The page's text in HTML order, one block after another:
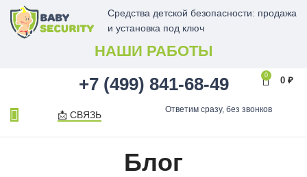
Средства детской безопасности: продажа
и установка под ключ
НАШИ РАБОТЫ
+7 (499) 841-68-49 0
0 ₽
📩 СВЯЗЬ Ответим сразу, без звонков
Блог